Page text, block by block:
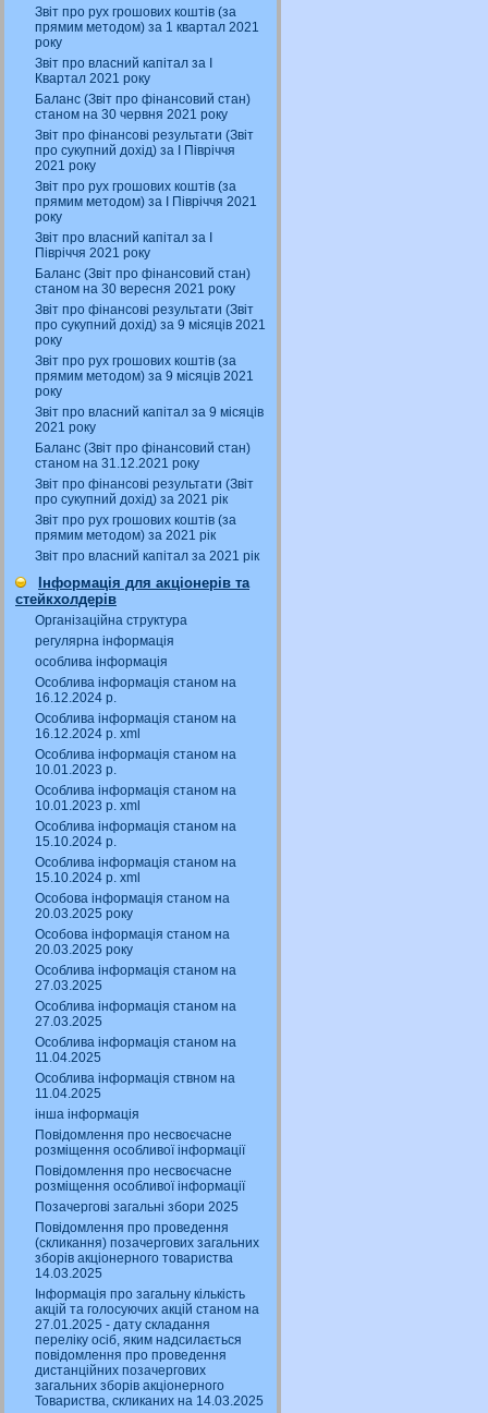
Звіт про рух грошових коштів (за
прямим методом) за 1 квартал 2021
року
Звіт про власний капітал за І
Квартал 2021 року
Баланс (Звіт про фінансовий стан)
станом на 30 червня 2021 року
Звіт про фінансові результати (Звіт
про сукупний дохід) за І Півріччя
2021 року
Звіт про рух грошових коштів (за
прямим методом) за І Півріччя 2021
року
Звіт про власний капітал за І
Півріччя 2021 року
Баланс (Звіт про фінансовий стан)
станом на 30 вересня 2021 року
Звіт про фінансові результати (Звіт
про сукупний дохід) за 9 місяців 2021
року
Звіт про рух грошових коштів (за
прямим методом) за 9 місяців 2021
року
Звіт про власний капітал за 9 місяців
2021 року
Баланс (Звіт про фінансовий стан)
станом на 31.12.2021 року
Звіт про фінансові результати (Звіт
про сукупний дохід) за 2021 рік
Звіт про рух грошових коштів (за
прямим методом) за 2021 рік
Звіт про власний капітал за 2021 рік
Інформація для акціонерів та
стейкхолдерів
Організаційна структура
регулярна інформація
особлива інформація
Особлива інформація станом на
16.12.2024 р.
Особлива інформація станом на
16.12.2024 р. xml
Особлива інформація станом на
10.01.2023 р.
Особлива інформація станом на
10.01.2023 р. xml
Особлива інформація станом на
15.10.2024 р.
Особлива інформація станом на
15.10.2024 р. xml
Особова інформація станом на
20.03.2025 року
Особова інформація станом на
20.03.2025 року
Особлива інформація станом на
27.03.2025
Особлива інформація станом на
27.03.2025
Особлива інформація станом на
11.04.2025
Особлива інформація ствном на
11.04.2025
інша інформація
Повідомлення про несвоєчасне
розміщення особливої інформації
Повідомлення про несвоєчасне
розміщення особливої інформації
Позачергові загальні збори 2025
Повідомлення про проведення
(скликання) позачергових загальних
зборів акціонерного товариства
14.03.2025
Інформація про загальну кількість
акцій та голосуючих акцій станом на
27.01.2025 - дату складання
переліку осіб, яким надсилається
повідомлення про проведення
дистанційних позачергових
загальних зборів акціонерного
Товариства, скликаних на 14.03.2025